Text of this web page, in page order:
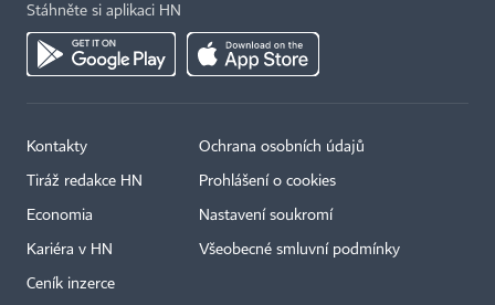
Stáhněte si aplikaci HN
Kontakty
Tiráž redakce HN
Economia
Kariéra v HN
Ceník inzerce
Ochrana osobních údajů
Prohlášení o cookies
Nastavení soukromí
Všeobecné smluvní podmínky